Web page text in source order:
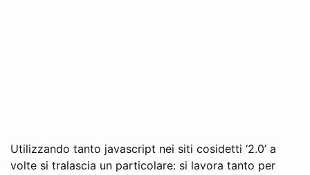
Utilizzando tanto javascript nei siti cosidetti ‘2.0’ a
volte si tralascia un particolare: si lavora tanto per